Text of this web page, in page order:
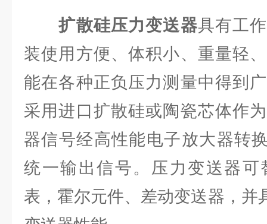
扩散硅压力变送器具有工
装使用方便、体积小、重量轻
能在各种正负压力测量中得到
采用进口扩散硅或陶瓷芯体作
器信号经高性能电子放大器转
统一输出信号。压力变送器可
表，霍尔元件、差动变送器，并